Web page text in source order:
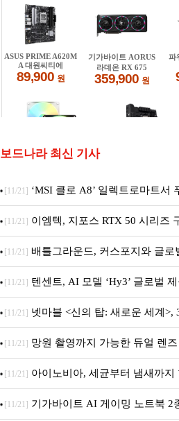
보드나라 최신 기사
[11/21] ‘MSI 클로 A8’ 일렉트로마트서
[11/21] 이엠텍, 지포스 RTX 50 시리즈
팀 월렛부터 PALIT 지포스 RTX 5060
[11/21] 배틀그라운드, 커스포지와 글로
[11/21] 텐센트, AI 모델 ‘Hy3’ 글로벌
[11/21] 넷마블 <신의 탑: 새로운 세계>,
[11/21] 망원 촬영까지 가능한 듀얼 렌
켓 4P
[11/21] 아이노비아, 세균부터 냄새까지
고 살균 탈취기’ 출시
[11/21] 기가바이트 AI 게이밍 노트북 2